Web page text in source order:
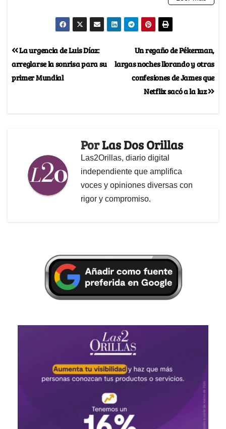
Un regaño de Pékerman,
largas noches llorando y otras
confesiones de James que
Netflix sacó a la luz
La urgencia de Luis Díaz:
arreglarse la sonrisa para su
primer Mundial
PorLas Dos Orillas
Las2Orillas, diario digital
independiente que amplifica
voces y opiniones diversas con
rigor y compromiso.